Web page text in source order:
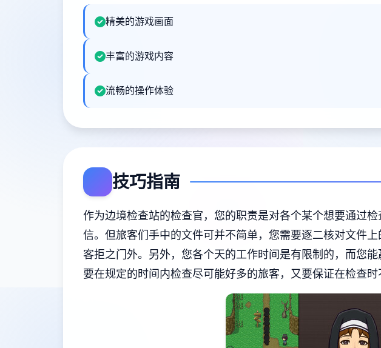
精美的游戏画面
丰富的游戏内容
流畅的操作体验
技巧指南
作为边境检查站的检查官，您的职责是对各个某个想要通过
信。但旅客们手中的文件可并不简单，您需要逐二核对文件
客拒之门外。另外，您各个天的工作时间是有限制的，而您
要在规定的时间内检查尽可能好多的旅客，又要保证在检查时